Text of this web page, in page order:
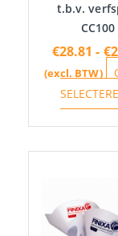
t.b.v.
CC100
€28.81 - €
(excl. BTW)